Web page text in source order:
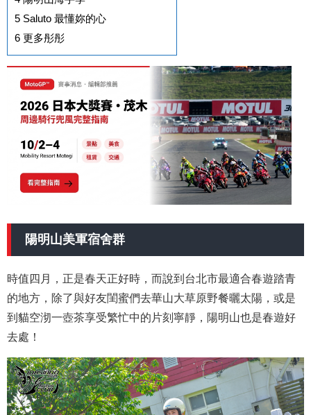
5 Saluto 最懂妳的心
6 更多彤彤
陽明山美軍宿舍群
時值四月，正是春天正好時，而說到台北市最適合春遊踏青
的地方，除了與好友閨蜜們去華山大草原野餐曬太陽，或是
到貓空沏一壺茶享受繁忙中的片刻寧靜，陽明山也是春遊好
去處！